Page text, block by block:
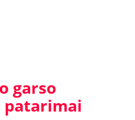
garso
patarimai